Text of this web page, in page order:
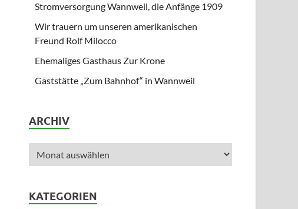
Stromversorgung Wannweil, die Anfänge 1909
Wir trauern um unseren amerikanischen
Freund Rolf Milocco
Ehemaliges Gasthaus Zur Krone
Gaststätte „Zum Bahnhof“ in Wannweil
ARCHIV
KATEGORIEN